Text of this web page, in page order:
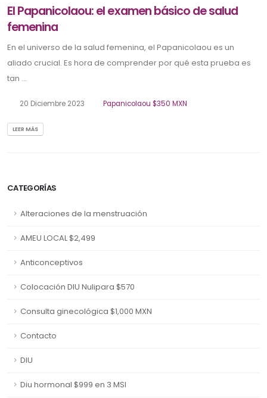
CATEGORÍAS
Alteraciones de la menstruación
AMEU LOCAL $2,499
Anticonceptivos
Colocación DIU Nulipara $570
Consulta ginecológica $1,000 MXN
Contacto
DIU
Diu hormonal $999 en 3 MSI
El Papanicolaou: el examen básico de salud
femenina
En el universo de la salud femenina, el Papanicolaou es un
aliado crucial. Es hora de comprender por qué esta prueba es
tan ...
20 Diciembre 2023 Papanicolaou $350 MXN
LEER MÁS